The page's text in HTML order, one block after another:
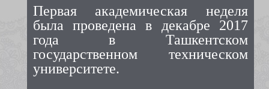
Первая академическая неделя
была проведена в декабре 2017
года в Ташкентском
государственном техническом
университете.